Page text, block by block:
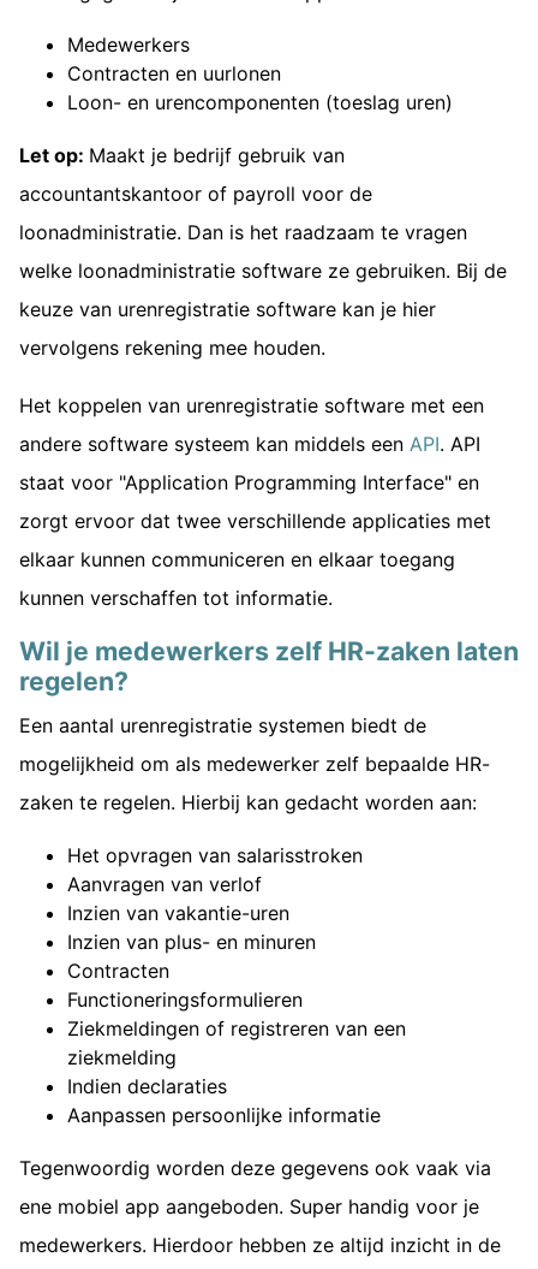
Medewerkers
Contracten en uurlonen
Loon- en urencomponenten (toeslag uren)
Let op: Maakt je bedrijf gebruik van
accountantskantoor of payroll voor de
loonadministratie. Dan is het raadzaam te vragen
welke loonadministratie software ze gebruiken. Bij de
keuze van urenregistratie software kan je hier
vervolgens rekening mee houden.
Het koppelen van urenregistratie software met een
andere software systeem kan middels een API. API
staat voor "Application Programming Interface" en
zorgt ervoor dat twee verschillende applicaties met
elkaar kunnen communiceren en elkaar toegang
kunnen verschaffen tot informatie.
Wil je medewerkers zelf HR-zaken laten
regelen?
Een aantal urenregistratie systemen biedt de
mogelijkheid om als medewerker zelf bepaalde HR-
zaken te regelen. Hierbij kan gedacht worden aan:
Het opvragen van salarisstroken
Aanvragen van verlof
Inzien van vakantie-uren
Inzien van plus- en minuren
Contracten
Functioneringsformulieren
Ziekmeldingen of registreren van een
ziekmelding
Indien declaraties
Aanpassen persoonlijke informatie
Tegenwoordig worden deze gegevens ook vaak via
ene mobiel app aangeboden. Super handig voor je
medewerkers. Hierdoor hebben ze altijd inzicht in de